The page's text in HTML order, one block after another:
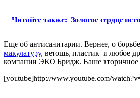
Читайте также: Золотое сердце
Еще об антисанитарии. Вернее, о
макулатуру, ветошь, пластик и любое
компании ЭКО Бридж. Ваше вторичное
[youtube]http://www.youtube.com/